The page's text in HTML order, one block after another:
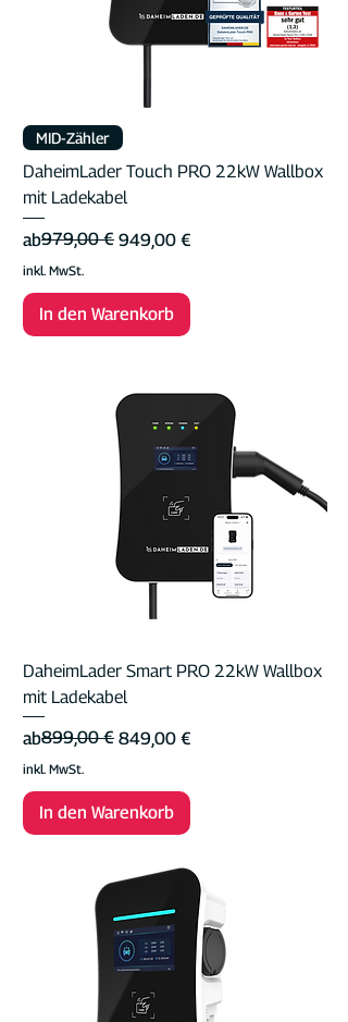
MID-Zähler
DaheimLader Touch PRO 22kW Wallbox
mit Ladekabel
ab
Standardpreis
979,00 € 949,00 €
Sale-Preis
inkl. MwSt.
In den Warenkorb
DaheimLader Smart PRO 22kW Wallbox
mit Ladekabel
ab
Standardpreis
899,00 € 849,00 €
Sale-Preis
inkl. MwSt.
In den Warenkorb